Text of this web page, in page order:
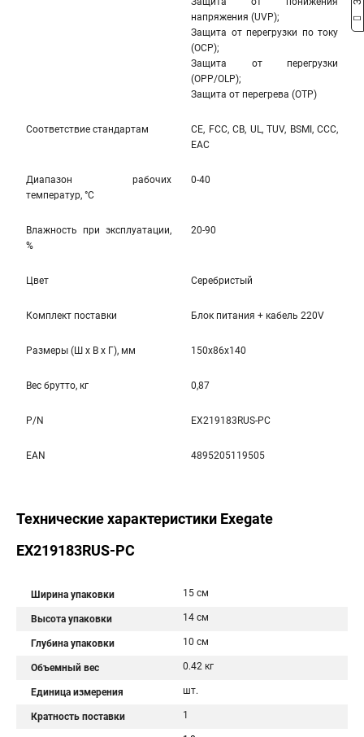
напряжения (UVP);
Защита от перегрузки по току
(OCP);
Защита от перегрузки
(OPP/OLP);
Защита от перегрева (OTP)
Соответствие стандартам
CE, FCC, CB, UL, TUV, BSMI, CCC,
EAC
Диапазон рабочих
температур, °С
0-40
Влажность при эксплуатации,
%
20-90
Цвет Серебристый
Комплект поставки Блок питания + кабель 220V
Размеры (Ш x В x Г), мм 150x86x140
Вес брутто, кг 0,87
P/N EX219183RUS-PC
EAN 4895205119505
Технические характеристики Exegate
EX219183RUS-PC
Ширина упаковки 15 см
Высота упаковки 14 см
Глубина упаковки 10 см
Объемный вес 0.42 кг
Единица измерения шт.
Кратность поставки 1